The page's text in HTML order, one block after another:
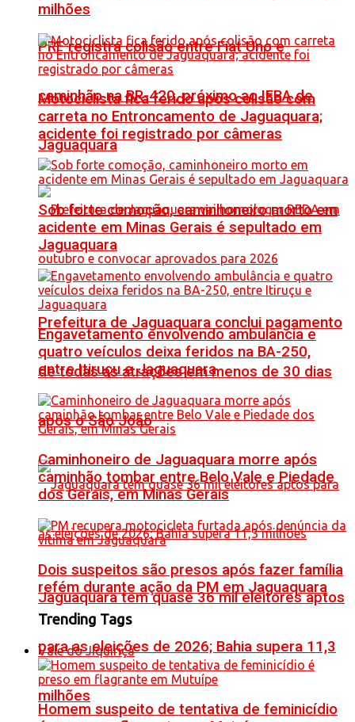
PRF registra colisão entre Fiat Uno e
caminhão na BR-420, próximo ao IFBA de
Jaguaquara
Prefeitura de Jaguaquara conclui pagamento
de todas as atrações em menos de 30 dias
após o São João
Jaguaquara tem quase 36 mil eleitores aptos
para as eleições de 2026; Bahia supera 11,3
milhões
milhões
Motociclista fica ferido após colisão com
carreta no Entroncamento de Jaguaquara;
acidente foi registrado por câmeras
Sob forte comoção, caminhoneiro morto em
acidente em Minas Gerais é sepultado em
Jaguaquara
Engavetamento envolvendo ambulância e
quatro veículos deixa feridos na BA-250,
entre Itiruçu e Jaguaquara
Caminhoneiro de Jaguaquara morre após
caminhão tombar entre Belo Vale e Piedade
dos Gerais, em Minas Gerais
Dois suspeitos são presos após fazer família
refém durante ação da PM em Jaguaquara
Trending Tags
Vale do Jiquiriçá
Homem suspeito de tentativa de feminicídio